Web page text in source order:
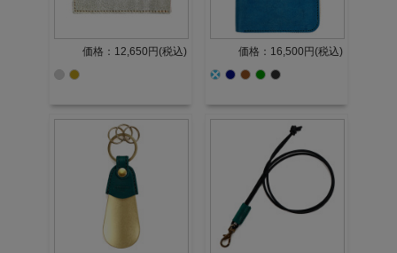
価格：12,650円(税込) 価格：16,500円(税込)